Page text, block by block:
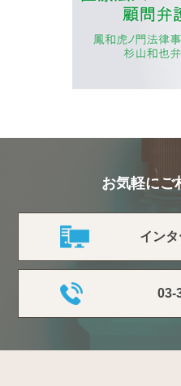
お気軽にご
イン
03-